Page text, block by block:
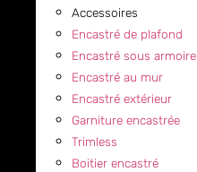
Accessoires
Encastré de plafond
Encastré sous armoire
Encastré au mur
Encastré extérieur
Garniture encastrée
Trimless
Boitier encastré